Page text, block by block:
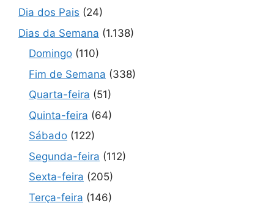
Dia dos Pais (24)
Dias da Semana (1.138)
Domingo (110)
Fim de Semana (338)
Quarta-feira (51)
Quinta-feira (64)
Sábado (122)
Segunda-feira (112)
Sexta-feira (205)
Terça-feira (146)